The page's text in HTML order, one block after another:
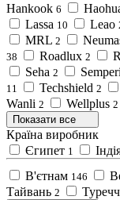
Hankook 6
Lassa 10 Leao
MRL 2
38 Roadlux 2
Seha 2
11 Techshield 2
Wanli 2 Wellplus 2
Показати все
Країна виробник
Єгипет 1
В'єтнам 146
Тайвань 2